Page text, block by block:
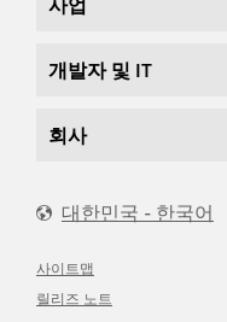
개발자 및 IT
회사
대한민국 - 한국어
사이트맵
릴리즈 노트